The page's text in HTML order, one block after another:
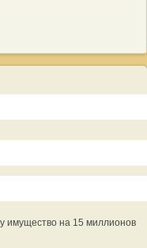
имущество на 15 миллионов